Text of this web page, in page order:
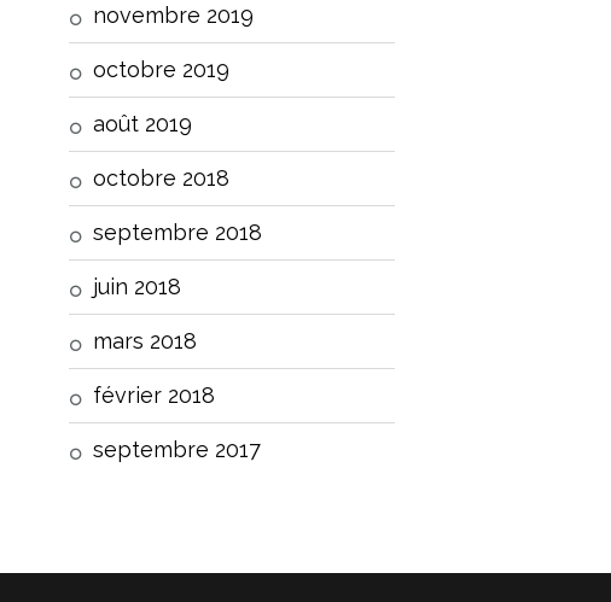
novembre 2019
octobre 2019
août 2019
octobre 2018
septembre 2018
juin 2018
mars 2018
février 2018
septembre 2017